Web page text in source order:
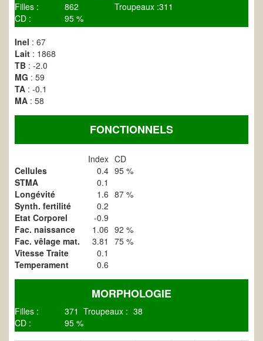
Filles : 862 Troupeaux :311
CD :
95 %
Inel : 67
Lait : 1868
TB : -2.0
MG : 59
TA : -0.1
MA : 58
FONCTIONNELS
Index CD
Cellules
0.4 95 %
STMA
0.1
Longévité
1.6 87 %
Synth. fertilité
0.2
Etat Corporel
-0.9
Fac. naissance
1.06 92 %
Fac. vêlage mat.
3.81
75 %
Vitesse Traite
0.1
Temperament
0.6
MORPHOLOGIE
Filles : 371 Troupeaux : 38
CD :
95 %